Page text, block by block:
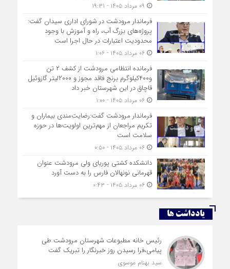
فرماندار مرودشت در شورای اداری سیدان گفت:
پروژه‌های بزرگ آب، راه و آموزش با وجود
محدودیت اعتبارات در حال اجرا است
۰۶ مرداد ۱۴۰۵ - ۱:۰۶
فرمانده انتظامي مرودشت از کشف ۲ تن
و۴۰۰کیلوگرم برنج فاقد مجوز و ۲۰۰۰لیتر گازوئیل
قاچاق در اين شهرستان خبر داد
۰۶ مرداد ۱۴۰۵ - ۱:۰۰
فرماندار مرودشت گفت:رضایت‌مندی بیماران و
تکریم مراجعان از مهم‌ترین اولویت‌ها در حوزه
سلامت است
۰۶ مرداد ۱۴۰۵ - ۰:۵۰
دانشکده کشتی پوریای ولی مرودشت عنوان
قهرمانی نونهالان فارس را به دست آورد
۰۶ مرداد ۱۴۰۵ - ۰:۴۳
یادداشت ها
رئیس خانه مطبوعات شهرستان مرودشت طی
پیامی،فرا رسیدن روز خبرنگار را تبریک گفت
سید بهنام موسوی